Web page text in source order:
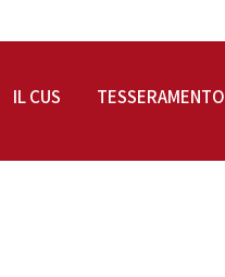
IL CUS TESSERAMENTO